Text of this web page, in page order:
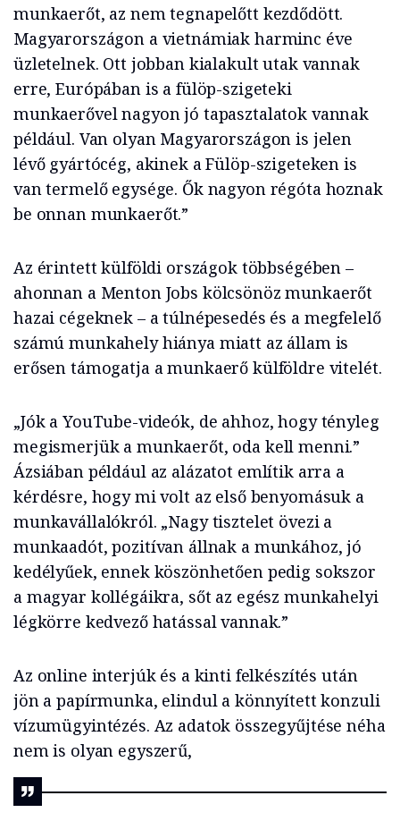
munkaerőt, az nem tegnapelőtt kezdődött.
Magyarországon a vietnámiak harminc éve
üzletelnek. Ott jobban kialakult utak vannak
erre, Európában is a fülöp-szigeteki
munkaerővel nagyon jó tapasztalatok vannak
például. Van olyan Magyarországon is jelen
lévő gyártócég, akinek a Fülöp-szigeteken is
van termelő egysége. Ők nagyon régóta hoznak
be onnan munkaerőt.”
Az érintett külföldi országok többségében –
ahonnan a Menton Jobs kölcsönöz munkaerőt
hazai cégeknek – a túlnépesedés és a megfelelő
számú munkahely hiánya miatt az állam is
erősen támogatja a munkaerő külföldre vitelét.
„Jók a YouTube-videók, de ahhoz, hogy tényleg
megismerjük a munkaerőt, oda kell menni.”
Ázsiában például az alázatot említik arra a
kérdésre, hogy mi volt az első benyomásuk a
munkavállalókról. „Nagy tisztelet övezi a
munkaadót, pozitívan állnak a munkához, jó
kedélyűek, ennek köszönhetően pedig sokszor
a magyar kollégáikra, sőt az egész munkahelyi
légkörre kedvező hatással vannak.”
Az online interjúk és a kinti felkészítés után
jön a papírmunka, elindul a könnyített konzuli
vízumügyintézés. Az adatok összegyűjtése néha
nem is olyan egyszerű,